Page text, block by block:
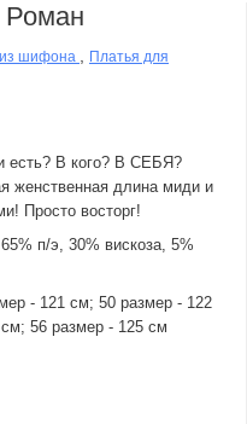
Роман
шифона
Платья для
есть? В кого? В СЕБЯ?
женственная длина миди и
Просто восторг!
п/э, 30% вискоза, 5%
- 121 см; 50 размер - 122
56 размер - 125 см